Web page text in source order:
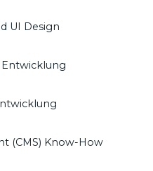
UI Design
(CMS) Know-How